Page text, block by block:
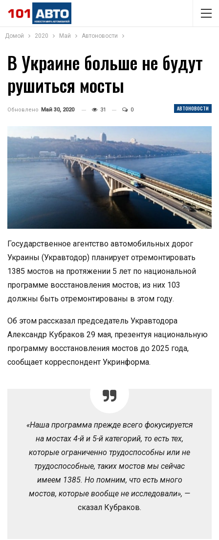
Домой 2020 Май Автоновости
В Украине больше не будут
рушиться мосты
АВТОНОВОСТИ
Обновлено Май 30, 2020 31 0
Государственное агентство автомобильных дорог
Украины (Укравтодор) планирует отремонтировать
1385 мостов на протяжении 5 лет по национальной
программе восстановления мостов; из них 103
должны быть отремонтированы в этом году.
Об этом рассказал председатель Укравтодора
Александр Кубраков 29 мая, презентуя национальную
программу восстановления мостов до 2025 года,
сообщает корреспондент Укринформа.
«Наша программа прежде всего фокусируется
на мостах 4-й и 5-й категорий, то есть тех,
которые ограниченно трудоспособны или не
трудоспособные, таких мостов мы сейчас
имеем 1385. Но помним, что есть много
мостов, которые вообще не исследовали», —
сказал Кубраков.